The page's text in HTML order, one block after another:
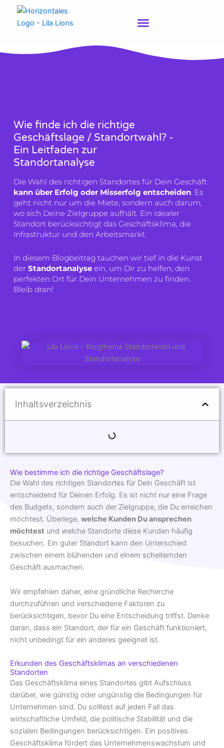
springen
Wie finde ich die richtige
Geschäftslage / Standortwahl? -
Ein Leitfaden zur
Standortanalyse
Die Wahl des richtigen Standortes für Dein Geschäft
kann über Erfolg oder Misserfolg entscheiden. Es
geht nicht nur um die Miete, sondern auch darum,
wo sich Deine Zielgruppe aufhält. Ein idealer
Standort berücksichtigt das Geschäftsklima, die
Infrastruktur und den Arbeitsmarkt.
In diesem Blogbeitrag tauchen wir tief in die Kunst
derStandortanalyse ein, um Dir zu helfen, den
perfekten Ort für Dein Unternehmen zu finden.
Bleib dran!
Inhaltsverzeichnis
Wie bestimme ich die richtige Geschäftslage?
Die Wahl des richtigen Standortes für Dein Geschäft ist
entscheidend für Deinen Erfolg. Es ist nicht nur eine Frage
des Budgets, sondern auch der Zielgruppe, die Du erreichen
möchtest. Überlege, welche Kunden Du ansprechen
möchtest und welche Standorte diese Kunden häufig
besuchen. Ein guter Standort kann den Unterschied
zwischen einem blühenden und einem scheiternden
Geschäft ausmachen.
Wir empfehlen daher, eine gründliche Recherche
durchzuführen und verschiedene Faktoren zu
berücksichtigen, bevor Du eine Entscheidung triffst. Denke
daran, dass ein Standort, der für ein Geschäft funktioniert,
nicht unbedingt für ein anderes geeignet ist.
Erkunden des Geschäftsklimas an verschiedenen
Standorten
Das Geschäftsklima eines Standortes gibt Aufschluss
darüber, wie günstig oder ungünstig die Bedingungen für
Unternehmen sind. Du solltest auf jeden Fall das
wirtschaftliche Umfeld, die politische Stabilität und die
sozialen Bedingungen berücksichtigen. Ein positives
Geschäftsklima fördert das Unternehmenswachstum und